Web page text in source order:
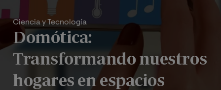
Ciencia y Tecnología
Domótica:
Transformando nuestros
hogares en espacios